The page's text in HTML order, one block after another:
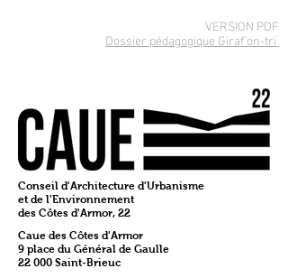
VERSION PDF
Dossier pédagogique Giraf'on-tri
Conseil d'Architecture d'Urbanisme
et de l'Environnement
des Côtes d'Armor, 22
Caue des Côtes d'Armor
9 place du Général de Gaulle
22 000 Saint-Brieuc